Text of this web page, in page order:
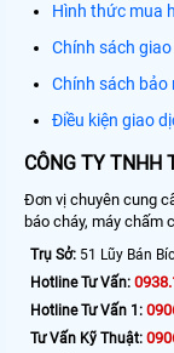
Hình thức mua
Chính sách
Chính sách bảo
Điều kiện giao
CÔNG TY TNHH
Đơn vị chuyên cung
báo cháy, máy chấm
Trụ Sở: 51 Lũy Bán
Hotline Tư Vấn:
Hotline Tư Vấn 1:
Tư Vấn Kỹ Thuật: